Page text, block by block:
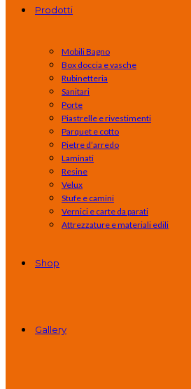
Prodotti
Mobili Bagno
Box doccia e vasche
Rubinetteria
Sanitari
Porte
Piastrelle e rivestimenti
Parquet e cotto
Pietre d’arredo
Laminati
Resine
Velux
Stufe e camini
Vernici e carte da parati
Attrezzature e materiali edili
Shop
Gallery